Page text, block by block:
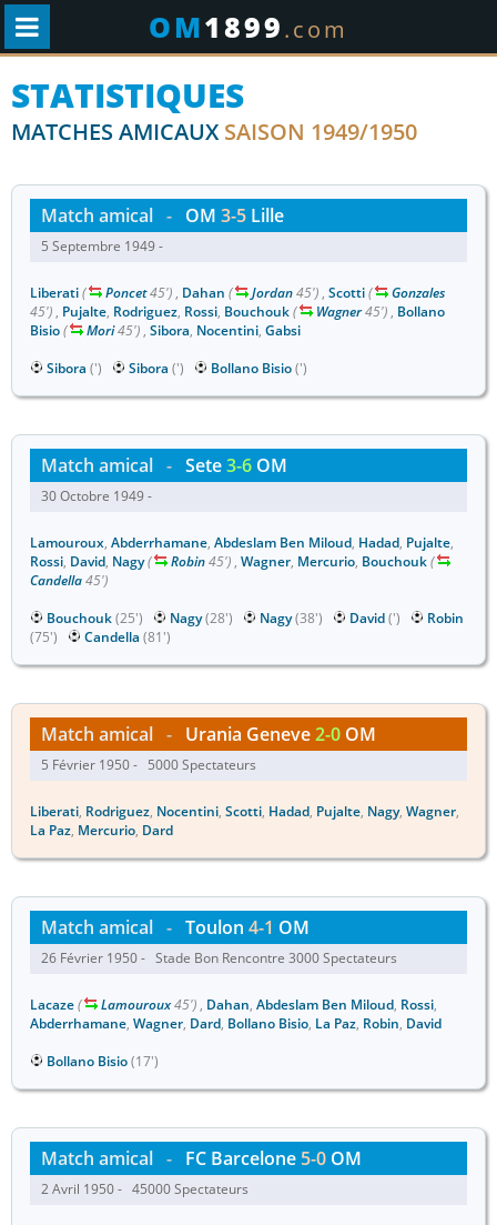
OM1899.com
STATISTIQUES
MATCHES AMICAUXSAISON 1949/1950
Match amical - OM 3-5 Lille
5 Septembre 1949 -
Liberati( Poncet45') , Dahan ( Jordan45') , Scotti(
Gonzales
45') , Pujalte, Rodriguez, Rossi, Bouchouk( Wagner45') , Bollano
Bisio( Mori45') , Sibora, Nocentini, Gabsi
Sibora (') Sibora (') Bollano Bisio(')
Match amical - Sete3-6 OM
30 Octobre 1949 -
Lamouroux, Abderrhamane, Abdeslam Ben Miloud, Hadad, Pujalte,
Rossi, David, Nagy( Robin45') , Wagner, Mercurio, Bouchouk(
Candella45')
Bouchouk(25') Nagy(28') Nagy(38') David(')
Robin
(75')
Candella (81')
Match amical - Urania Geneve2-0 OM
5 Février 1950 - 5000 Spectateurs
Liberati, Rodriguez, Nocentini, Scotti, Hadad, Pujalte, Nagy, Wagner,
La Paz, Mercurio, Dard
Match amical - Toulon 4-1 OM
26 Février 1950 - Stade Bon Rencontre 3000 Spectateurs
Lacaze( Lamouroux45') , Dahan, Abdeslam Ben Miloud, Rossi,
Abderrhamane, Wagner, Dard, Bollano Bisio, La Paz, Robin, David
Bollano Bisio(17')
Match amical - FC Barcelone 5-0 OM
2 Avril 1950 - 45000 Spectateurs